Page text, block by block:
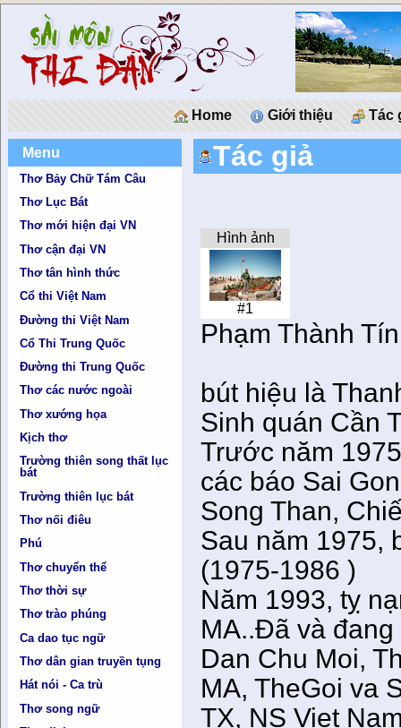
Home Giới thiệu Tác
Menu
Thơ Bảy Chữ Tám Câu
Thơ Lục Bát
Thơ mới hiện đại VN
Thơ cận đại VN
Thơ tân hình thức
Cổ thi Việt Nam
Đường thi Việt Nam
Cổ Thi Trung Quốc
Đường thi Trung Quốc
Thơ các nước ngoài
Thơ xướng họa
Kịch thơ
Trường thiên song thất lục
bát
Trường thiên lục bát
Thơ nối điêu
Phú
Thơ chuyển thể
Thơ thời sự
Thơ trào phúng
Ca dao tục ngữ
Thơ dân gian truyền tụng
Hát nói - Ca trù
Thơ song ngữ
Tác giả
Hình ảnh
#1
Phạm Thành
bút hiệu là
Sinh quán Cần
Trước năm
các báo Sai
Song Than,
Sau năm 1975,
(1975-1986 )
Năm 1993, tỵ
MA..Ðã và
Dan Chu Moi,
MA, TheGoi va
TX, NS Viet